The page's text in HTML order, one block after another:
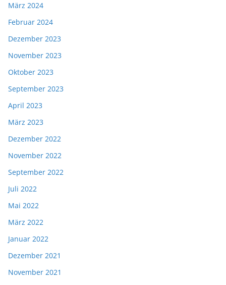
März 2024
Februar 2024
Dezember 2023
November 2023
Oktober 2023
September 2023
April 2023
März 2023
Dezember 2022
November 2022
September 2022
Juli 2022
Mai 2022
März 2022
Januar 2022
Dezember 2021
November 2021